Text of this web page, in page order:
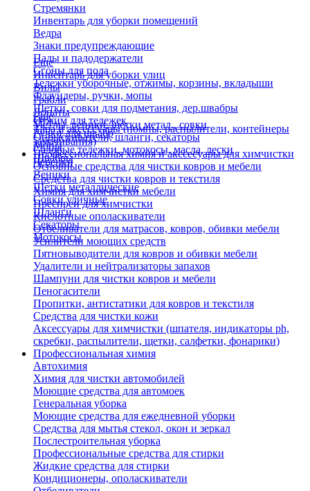
Стремянки
Инвентарь для уборки помещений
Ведра
Знаки предупреждающие
Пады и падодержатели
Сгоны для пола
Тележки уборочные, отжимы, корзины, вкладыши
Флаундеры, ручки, мопы
Щетки, совки для подметания, дер.швабры
Отжим для тележек
Ручки для швабр
Мопы
Швабры
Еще
Инвентарь для уборки улиц
Вилы
Грабли
Лопаты
Метлы, веники, щетки метал., совки
Опрыскиватели, шланги, секаторы
Садовые тележки, мотокосы, масла, лески
Черенки
Веники
Щетки металлические
Совки уличные
Шланги
Секаторы
Мотокосы
Еще
Тара и аксессуары (помпы, распылители, контейнеры
замачивания)
Профессиональная химия и акссесуары для химчистки
Основные средства для чистки ковров и мебели
Средства для чистки ковров и текстиля
Химия для химчистки мебели
Преспреи для химчистки
Кислотные ополаскиватели
Отбеливатели для матрасов, ковров, обивки мебели
Усилители моющих средств
Пятновыводители для ковров и обивки мебели
Удалители и нейтрализаторы запахов
Шампуни для чистки ковров и мебели
Пеногасители
Пропитки, антистатики для ковров и текстиля
Средства для чистки кожи
Аксессуары для химчистки (шпателя, индикаторы ph,
скребки, распылители, щетки, салфетки, фонарики)
Профессиональная химия
Автохимия
Химия для чистки автомобилей
Моющие средства для автомоек
Генеральная уборка
Моющие средства для ежедневной уборки
Средства для мытья стекол, окон и зеркал
Послестроительная уборка
Профессиональные средства для стирки
Жидкие средства для стирки
Кондиционеры, ополаскиватели